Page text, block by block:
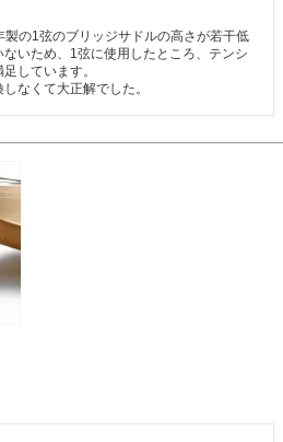
の1弦のブリッジサドルの高さが若干低
いため、1弦に使用したところ、テンシ
しています。
なくて大正解でした。